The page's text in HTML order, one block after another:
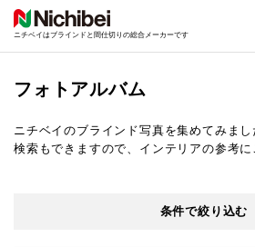
ニチベイはブラインドと間仕切りの総合メーカーです
フォトアルバム
ニチベイのブラインド写真を集めてみまし
検索もできますので、インテリアの参考に
条件で絞り込む